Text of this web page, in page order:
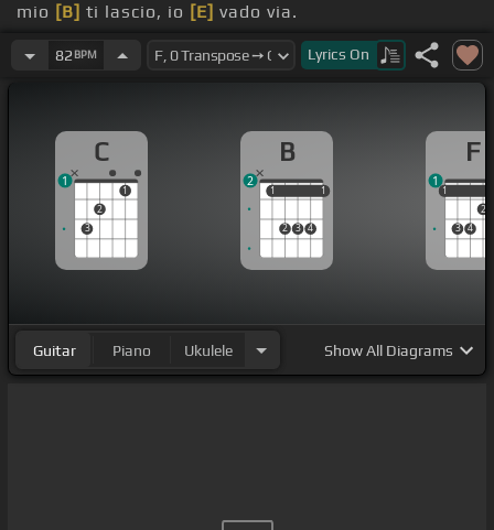
mio [B] ti lascio, io [E] vado via.
che sarà, che sarà.
82 BPM Lyrics On
C
3
2
1
1
B
1
2 3 4
1
1 1
2
F
1
3 4
2
1
1
Guitar Piano Ukulele ShowAll Diagrams